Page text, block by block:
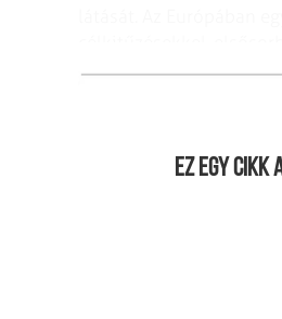
Ez egy